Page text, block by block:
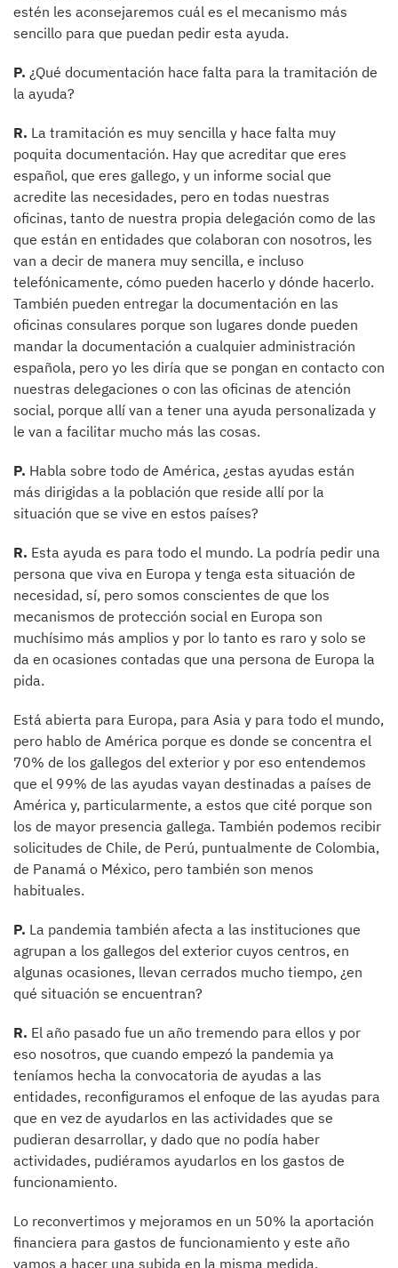
estén les aconsejaremos cuál es el mecanismo más
sencillo para que puedan pedir esta ayuda.
P. ¿Qué documentación hace falta para la tramitación de
la ayuda?
R. La tramitación es muy sencilla y hace falta muy
poquita documentación. Hay que acreditar que eres
español, que eres gallego, y un informe social que
acredite las necesidades, pero en todas nuestras
oficinas, tanto de nuestra propia delegación como de las
que están en entidades que colaboran con nosotros, les
van a decir de manera muy sencilla, e incluso
telefónicamente, cómo pueden hacerlo y dónde hacerlo.
También pueden entregar la documentación en las
oficinas consulares porque son lugares donde pueden
mandar la documentación a cualquier administración
española, pero yo les diría que se pongan en contacto con
nuestras delegaciones o con las oficinas de atención
social, porque allí van a tener una ayuda personalizada y
le van a facilitar mucho más las cosas.
P. Habla sobre todo de América, ¿estas ayudas están
más dirigidas a la población que reside allí por la
situación que se vive en estos países?
R. Esta ayuda es para todo el mundo. La podría pedir una
persona que viva en Europa y tenga esta situación de
necesidad, sí, pero somos conscientes de que los
mecanismos de protección social en Europa son
muchísimo más amplios y por lo tanto es raro y solo se
da en ocasiones contadas que una persona de Europa la
pida.
Está abierta para Europa, para Asia y para todo el mundo,
pero hablo de América porque es donde se concentra el
70% de los gallegos del exterior y por eso entendemos
que el 99% de las ayudas vayan destinadas a países de
América y, particularmente, a estos que cité porque son
los de mayor presencia gallega. También podemos recibir
solicitudes de Chile, de Perú, puntualmente de Colombia,
de Panamá o México, pero también son menos
habituales.
P. La pandemia también afecta a las instituciones que
agrupan a los gallegos del exterior cuyos centros, en
algunas ocasiones, llevan cerrados mucho tiempo, ¿en
qué situación se encuentran?
R. El año pasado fue un año tremendo para ellos y por
eso nosotros, que cuando empezó la pandemia ya
teníamos hecha la convocatoria de ayudas a las
entidades, reconfiguramos el enfoque de las ayudas para
que en vez de ayudarlos en las actividades que se
pudieran desarrollar, y dado que no podía haber
actividades, pudiéramos ayudarlos en los gastos de
funcionamiento.
Lo reconvertimos y mejoramos en un 50% la aportación
financiera para gastos de funcionamiento y este año
vamos a hacer una subida en la misma medida.